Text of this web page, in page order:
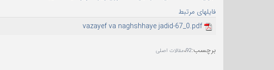
فایلهای مرتبط
vazayef va naghshhaye jadid-67_0.pdf
برچسب:
92،مقالات اصلی